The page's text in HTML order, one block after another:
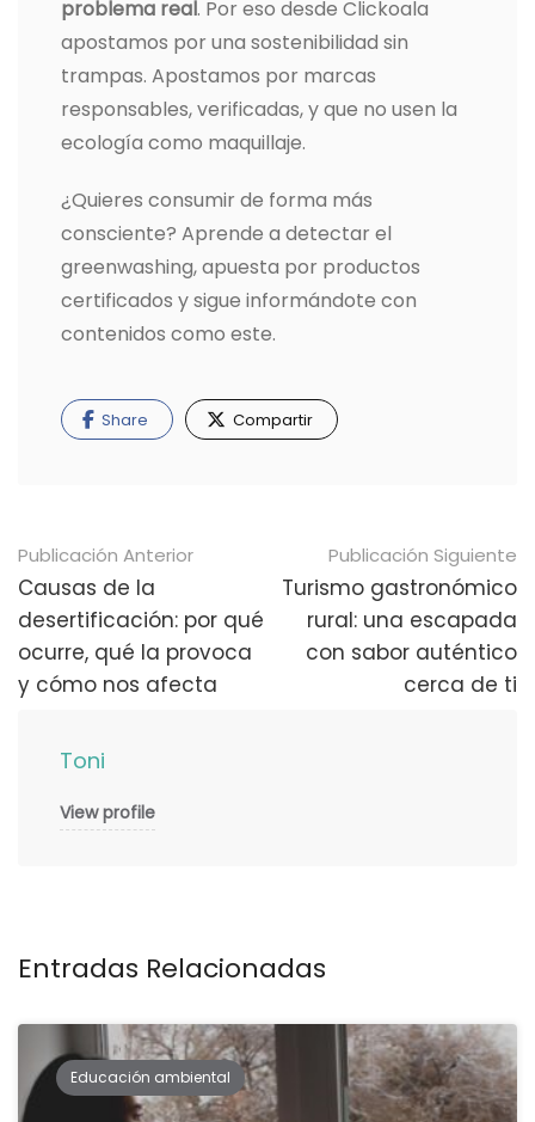
problema real. Por eso desde Clickoala
apostamos por una sostenibilidad sin
trampas. Apostamos por marcas
responsables, verificadas, y que no usen la
ecología como maquillaje.
¿Quieres consumir de forma más
consciente? Aprende a detectar el
greenwashing, apuesta por productos
certificados y sigue informándote con
contenidos como este.
Share Compartir
Navegación
de
publicaciones
Publicación Anterior
Causas de la
desertificación: por qué
ocurre, qué la provoca
y cómo nos afecta
Publicación Siguiente
Turismo gastronómico
rural: una escapada
con sabor auténtico
cerca de ti
Toni
View profile
Entradas Relacionadas
Educación ambiental